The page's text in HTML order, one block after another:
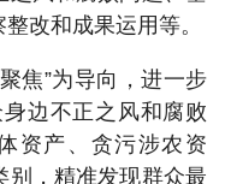
改和成果运用等。
焦”为导向，进一步
边不正之风和腐败
资产、贪污涉农资
别，精准发现群众最